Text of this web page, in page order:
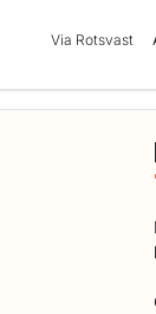
Via Rotsvast